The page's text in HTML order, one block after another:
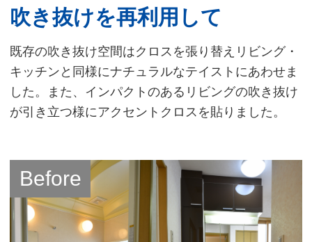
吹き抜けを再利用して
既存の吹き抜け空間はクロスを張り替えリビング・
キッチンと同様にナチュラルなテイストにあわせま
した。また、インパクトのあるリビングの吹き抜け
が引き立つ様にアクセントクロスを貼りました。